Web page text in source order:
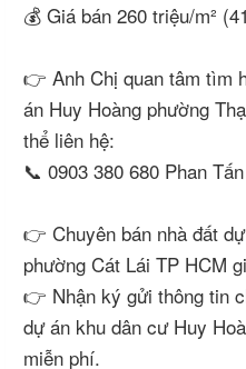
💰 Giá bán 260 triệu/m²
👉 Anh Chị quan tâm tìm
án Huy Hoàng phường
thể liên hệ:
📞 0903 380 680 Phan
👉 Chuyên bán nhà đất
phường Cát Lái TP HCM
👉 Nhận ký gửi thông tin
dự án khu dân cư Huy
miễn phí.